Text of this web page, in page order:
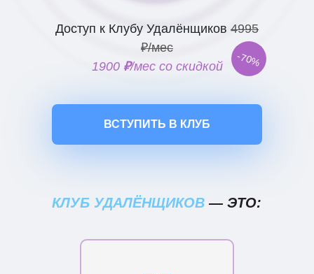
ВСТУПИТЬ В КЛУБ
Доступ к Клубу Удалёнщиков 4995
₽/мес
1900 ₽/мес со скидкой -70%
КЛУБ УДАЛЁНЩИКОВ — ЭТО: